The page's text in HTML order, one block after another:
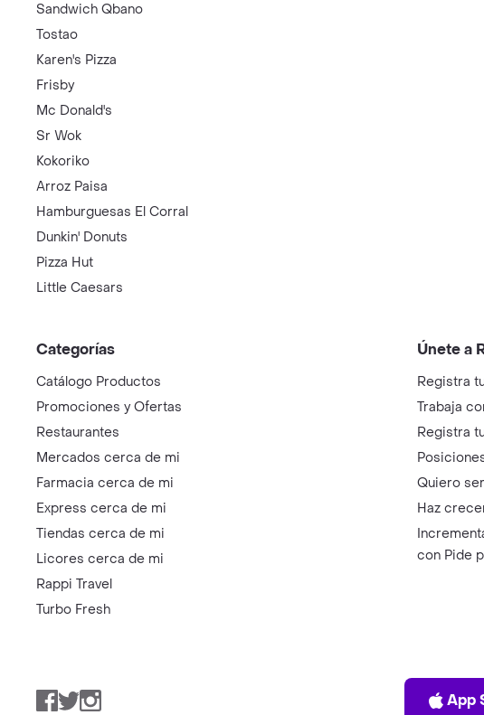
Sandwich Qbano
Tostao
Karen's Pizza
Frisby
Mc Donald's
Sr Wok
Kokoriko
Arroz Paisa
Hamburguesas El Corral
Dunkin' Donuts
Pizza Hut
Little Caesars
Categorías
Catálogo Productos
Promociones y Ofertas
Restaurantes
Mercados cerca de mi
Farmacia cerca de mi
Express cerca de mi
Tiendas cerca de mi
Licores cerca de mi
Rappi Travel
Turbo Fresh
Únete a
Registra
Trabaja
Registra
Quiero
Haz
con Pide
Facebook
TwitterInstagram App